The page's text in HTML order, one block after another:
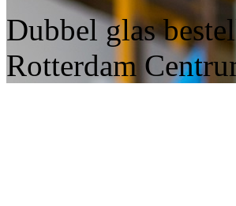
Dubbel glas
Rotterdam